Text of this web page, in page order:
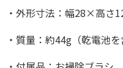
・外形寸法：幅28×高さ
・質量：約44g（乾電池を